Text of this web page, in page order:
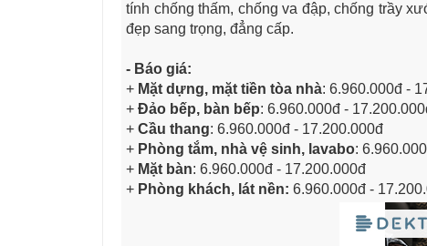
tính chống thấm, chống va đập, chống trầy
đẹp sang trọng, đẳng cấp.
- Báo giá:
+ Mặt dựng, mặt tiền tòa nhà: 6.960.000đ -
+ Đảo bếp, bàn bếp: 6.960.000đ -
+ Cầu thang: 6.960.000đ - 17.200.000đ
+ Phòng tắm, nhà vệ sinh, lavabo:
+ Mặt bàn: 6.960.000đ - 17.200.000đ
+ Phòng khách, lát nền: 6.960.000đ -